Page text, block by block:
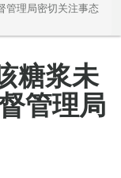
管理局密切关注事态
糖浆未
管理局